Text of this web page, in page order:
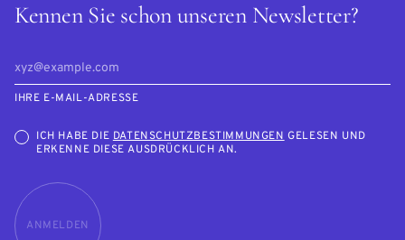
Kennen Sie schon unseren Newsletter?
IHRE E-MAIL-ADRESSE
ICH HABE DIEDATENSCHUTZBESTIMMUNGENGELESEN UND
ERKENNE DIESE AUSDRÜCKLICH AN.
ANMELDEN